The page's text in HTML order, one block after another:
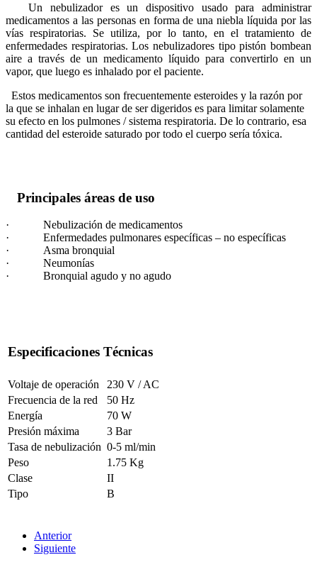
Un nebulizador es un dispositivo usado para administrar
medicamentos a las personas en forma de una niebla líquida por las
vías respiratorias. Se utiliza, por lo tanto, en el tratamiento de
enfermedades respiratorias. Los nebulizadores tipo pistón bombean
aire a través de un medicamento líquido para convertirlo en un
vapor, que luego es inhalado por el paciente.
Estos medicamentos son frecuentemente esteroides y la razón por
la que se inhalan en lugar de ser digeridos es para limitar solamente
su efecto en los pulmones / sistema respiratoria. De lo contrario, esa
cantidad del esteroide saturado por todo el cuerpo sería tóxica.
Principales áreas de uso
· Nebulización de medicamentos
· Enfermedades pulmonares específicas – no específicas
· Asma bronquial
· Neumonías
· Bronquial agudo y no agudo
Especificaciones Técnicas
Voltaje de operación
230 V / AC
Frecuencia de la red
50 Hz
Energía
70 W
Presión máxima
3 Bar
Tasa de nebulización 0-5 ml/min
Peso
1.75 Kg
Clase
II
Tipo
B
Anterior
Siguiente